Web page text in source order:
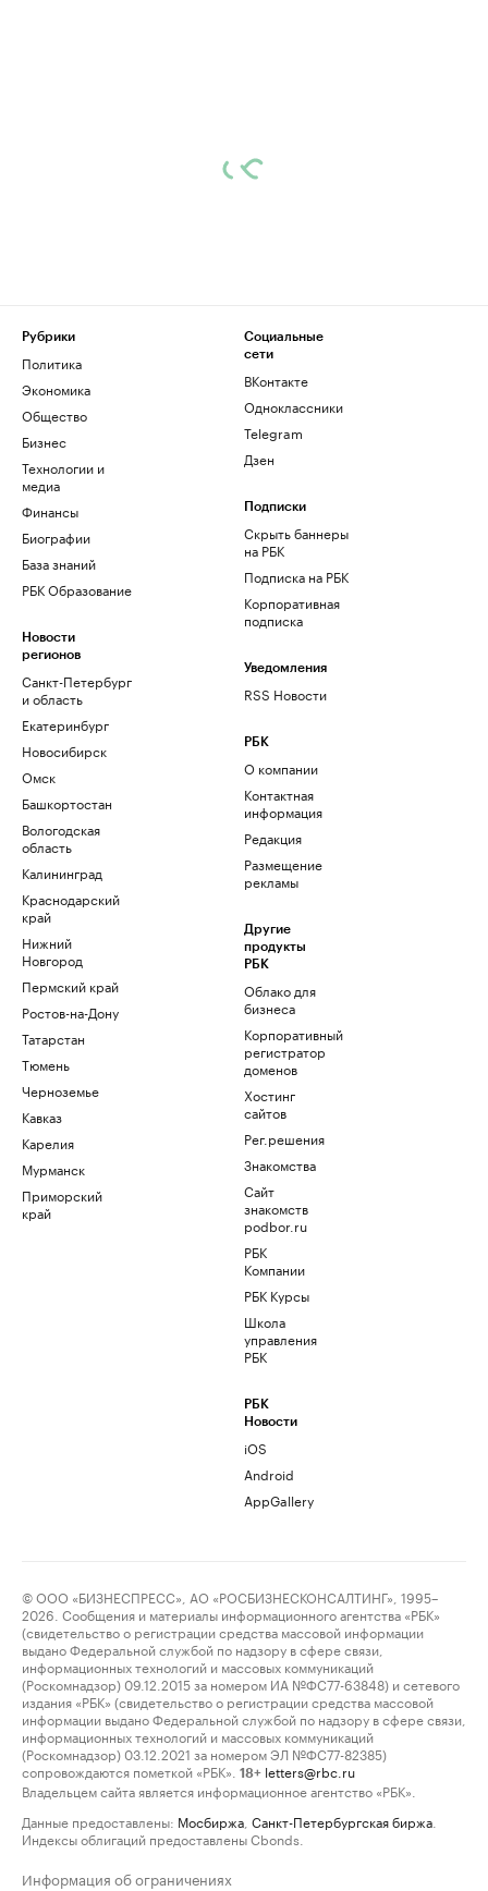
Рубрики
Политика
Экономика
Общество
Бизнес
Технологии и
медиа
Финансы
Биографии
База знаний
РБК Образование
Новости
регионов
Санкт-Петербург
и область
Екатеринбург
Новосибирск
Омск
Башкортостан
Вологодская
область
Калининград
Краснодарский
край
Нижний
Новгород
Пермский край
Ростов-на-Дону
Татарстан
Тюмень
Черноземье
Кавказ
Карелия
Мурманск
Приморский
край
Социальные
сети
ВКонтакте
Одноклассники
Telegram
Дзен
Подписки
Скрыть баннеры
на РБК
Подписка на РБК
Корпоративная
подписка
Уведомления
RSS Новости
РБК
О компании
Контактная
информация
Редакция
Размещение
рекламы
Другие
продукты
РБК
Облако для
бизнеса
Корпоративный
регистратор
доменов
Хостинг
сайтов
Рег.решения
Знакомства
Сайт
знакомств
podbor.ru
РБК
Компании
РБК Курсы
Школа
управления
РБК
РБК
Новости
iOS
Android
AppGallery
© ООО «БИЗНЕСПРЕСС», АО «РОСБИЗНЕСКОНСАЛТИНГ», 1995–
2026. Сообщения и материалы информационного агентства «РБК»
(свидетельство о регистрации средства массовой информации
выдано Федеральной службой по надзору в сфере связи,
информационных технологий и массовых коммуникаций
(Роскомнадзор) 09.12.2015 за номером ИА №ФС77-63848) и сетевого
издания «РБК» (свидетельство о регистрации средства массовой
информации выдано Федеральной службой по надзору в сфере связи,
информационных технологий и массовых коммуникаций
(Роскомнадзор) 03.12.2021 за номером ЭЛ №ФС77-82385)
сопровождаются пометкой «РБК».
18+ letters@rbc.ru
Владельцем сайта является информационное агентство «РБК».
Данные предоставлены: Мосбиржа Санкт-Петербургская биржа
Индексы облигаций предоставлены Cbonds.
Информация об ограничениях